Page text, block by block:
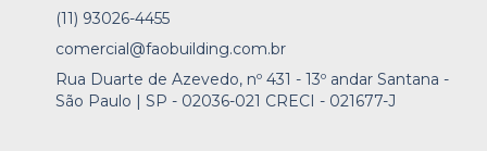
(11) 93026-4455
comercial@faobuilding.com.br
Rua Duarte de Azevedo, nº 431 - 13º andar Santana -
São Paulo | SP - 02036-021 CRECI - 021677-J